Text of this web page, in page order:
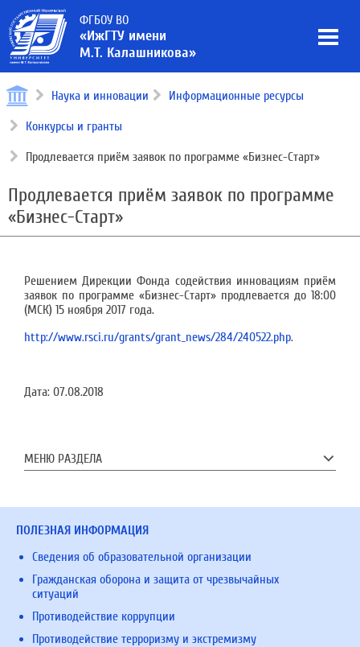
ФГБОУ ВО
«ИжГТУ имени
М.Т. Калашникова»
Наука и инновации Информационные ресурсы
Конкурсы и гранты
Продлевается приём заявок по программе «Бизнес-Старт»
Продлевается приём заявок по программе
«Бизнес-Старт»
Решением Дирекции Фонда содействия инновациям приём
заявок по программе «Бизнес-Старт» продлевается до 18:00
(МСК) 15 ноября 2017 года.
http://www.rsci.ru/grants/grant_news/284/240522.php.
Дата: 07.08.2018
МЕНЮ РАЗДЕЛА
ПОЛЕЗНАЯ ИНФОРМАЦИЯ
Сведения об образовательной организации
Гражданская оборона и защита от чрезвычайных
ситуаций
Противодействие коррупции
Противодействие терроризму и экстремизму